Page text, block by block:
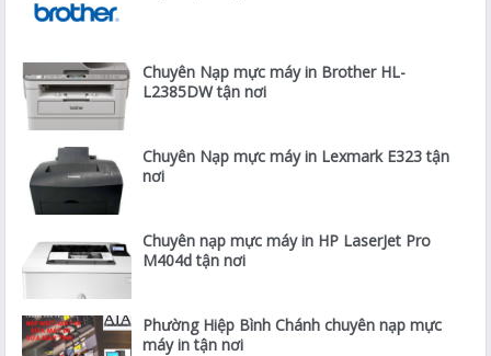
Chuyên Nạp mực máy in Brother HL-
L2385DW tận nơi
Chuyên Nạp mực máy in Lexmark E323 tận
nơi
Chuyên nạp mực máy in HP LaserJet Pro
M404d tận nơi
Phường Hiệp Bình Chánh chuyên nạp mực
máy in tận nơi